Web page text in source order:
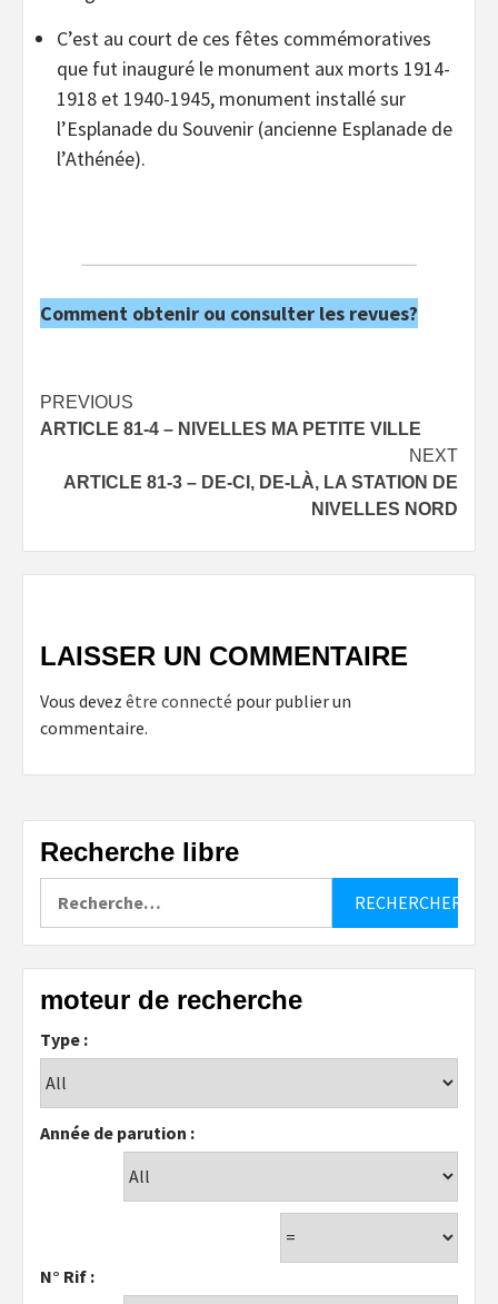
C’est au court de ces fêtes commémoratives
que fut inauguré le monument aux morts 1914-
1918 et 1940-1945, monument installé sur
l’Esplanade du Souvenir (ancienne Esplanade de
l’Athénée).
Comment obtenir ou consulter les revues?
Post
navigation
PREVIOUS
ARTICLE 81-4 – NIVELLES MA PETITE VILLE
NEXT
ARTICLE 81-3 – DE-CI, DE-LÀ, LA STATION DE
NIVELLES NORD
LAISSER UN COMMENTAIRE
Vous devez être connecté pour publier un
commentaire.
Recherche libre
moteur de recherche
Type :
Année de parution :
N° Rif :